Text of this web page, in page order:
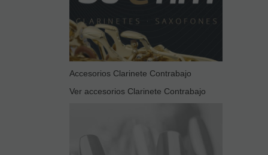
Accesorios Clarinete Contrabajo
Ver accesorios Clarinete Contrabajo